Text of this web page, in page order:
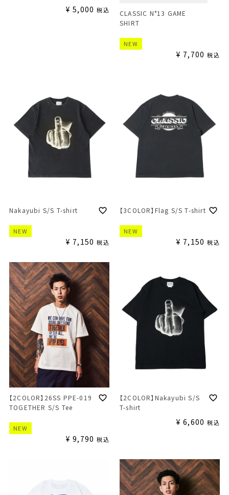
¥ 5,000 税込
CLASSIC N°13 GAME
SHIRT
NEW
¥ 7,700 税込
Nakayubi S/S T-shirt
NEW
¥ 7,150 税込
【3COLOR】Flag S/S T-shirt
NEW
¥ 7,150 税込
【2COLOR】26SS PPE-019
TOGETHER S/S Tee
NEW
¥ 9,790 税込
【2COLOR】Nakayubi S/S
T-shirt
¥ 6,600 税込